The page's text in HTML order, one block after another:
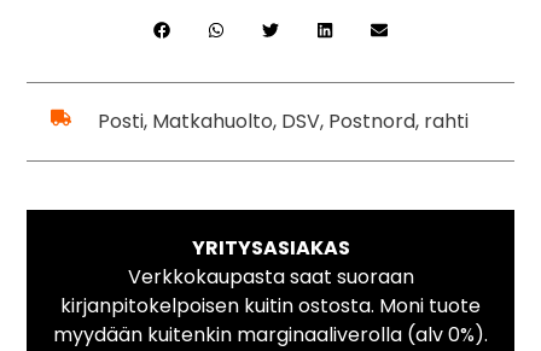
Posti, Matkahuolto, DSV, Postnord, rahti
YRITYSASIAKAS
Verkkokaupasta saat suoraan
kirjanpitokelpoisen kuitin ostosta. Moni tuote
myydään kuitenkin marginaaliverolla (alv 0%).